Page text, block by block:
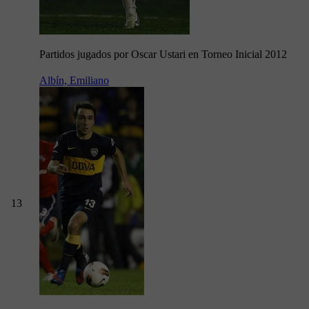
Partidos jugados por Oscar Ustari en Torneo Inicial 2012
13
Albín, Emiliano